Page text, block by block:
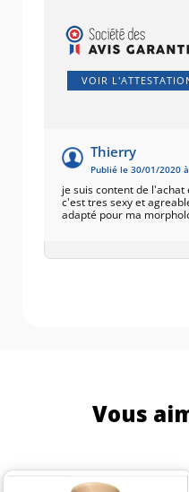
VOIR
Thierry
Publié le 30/01/2020
je suis content de
c'est tres sexy et
adapté pour ma
Vous